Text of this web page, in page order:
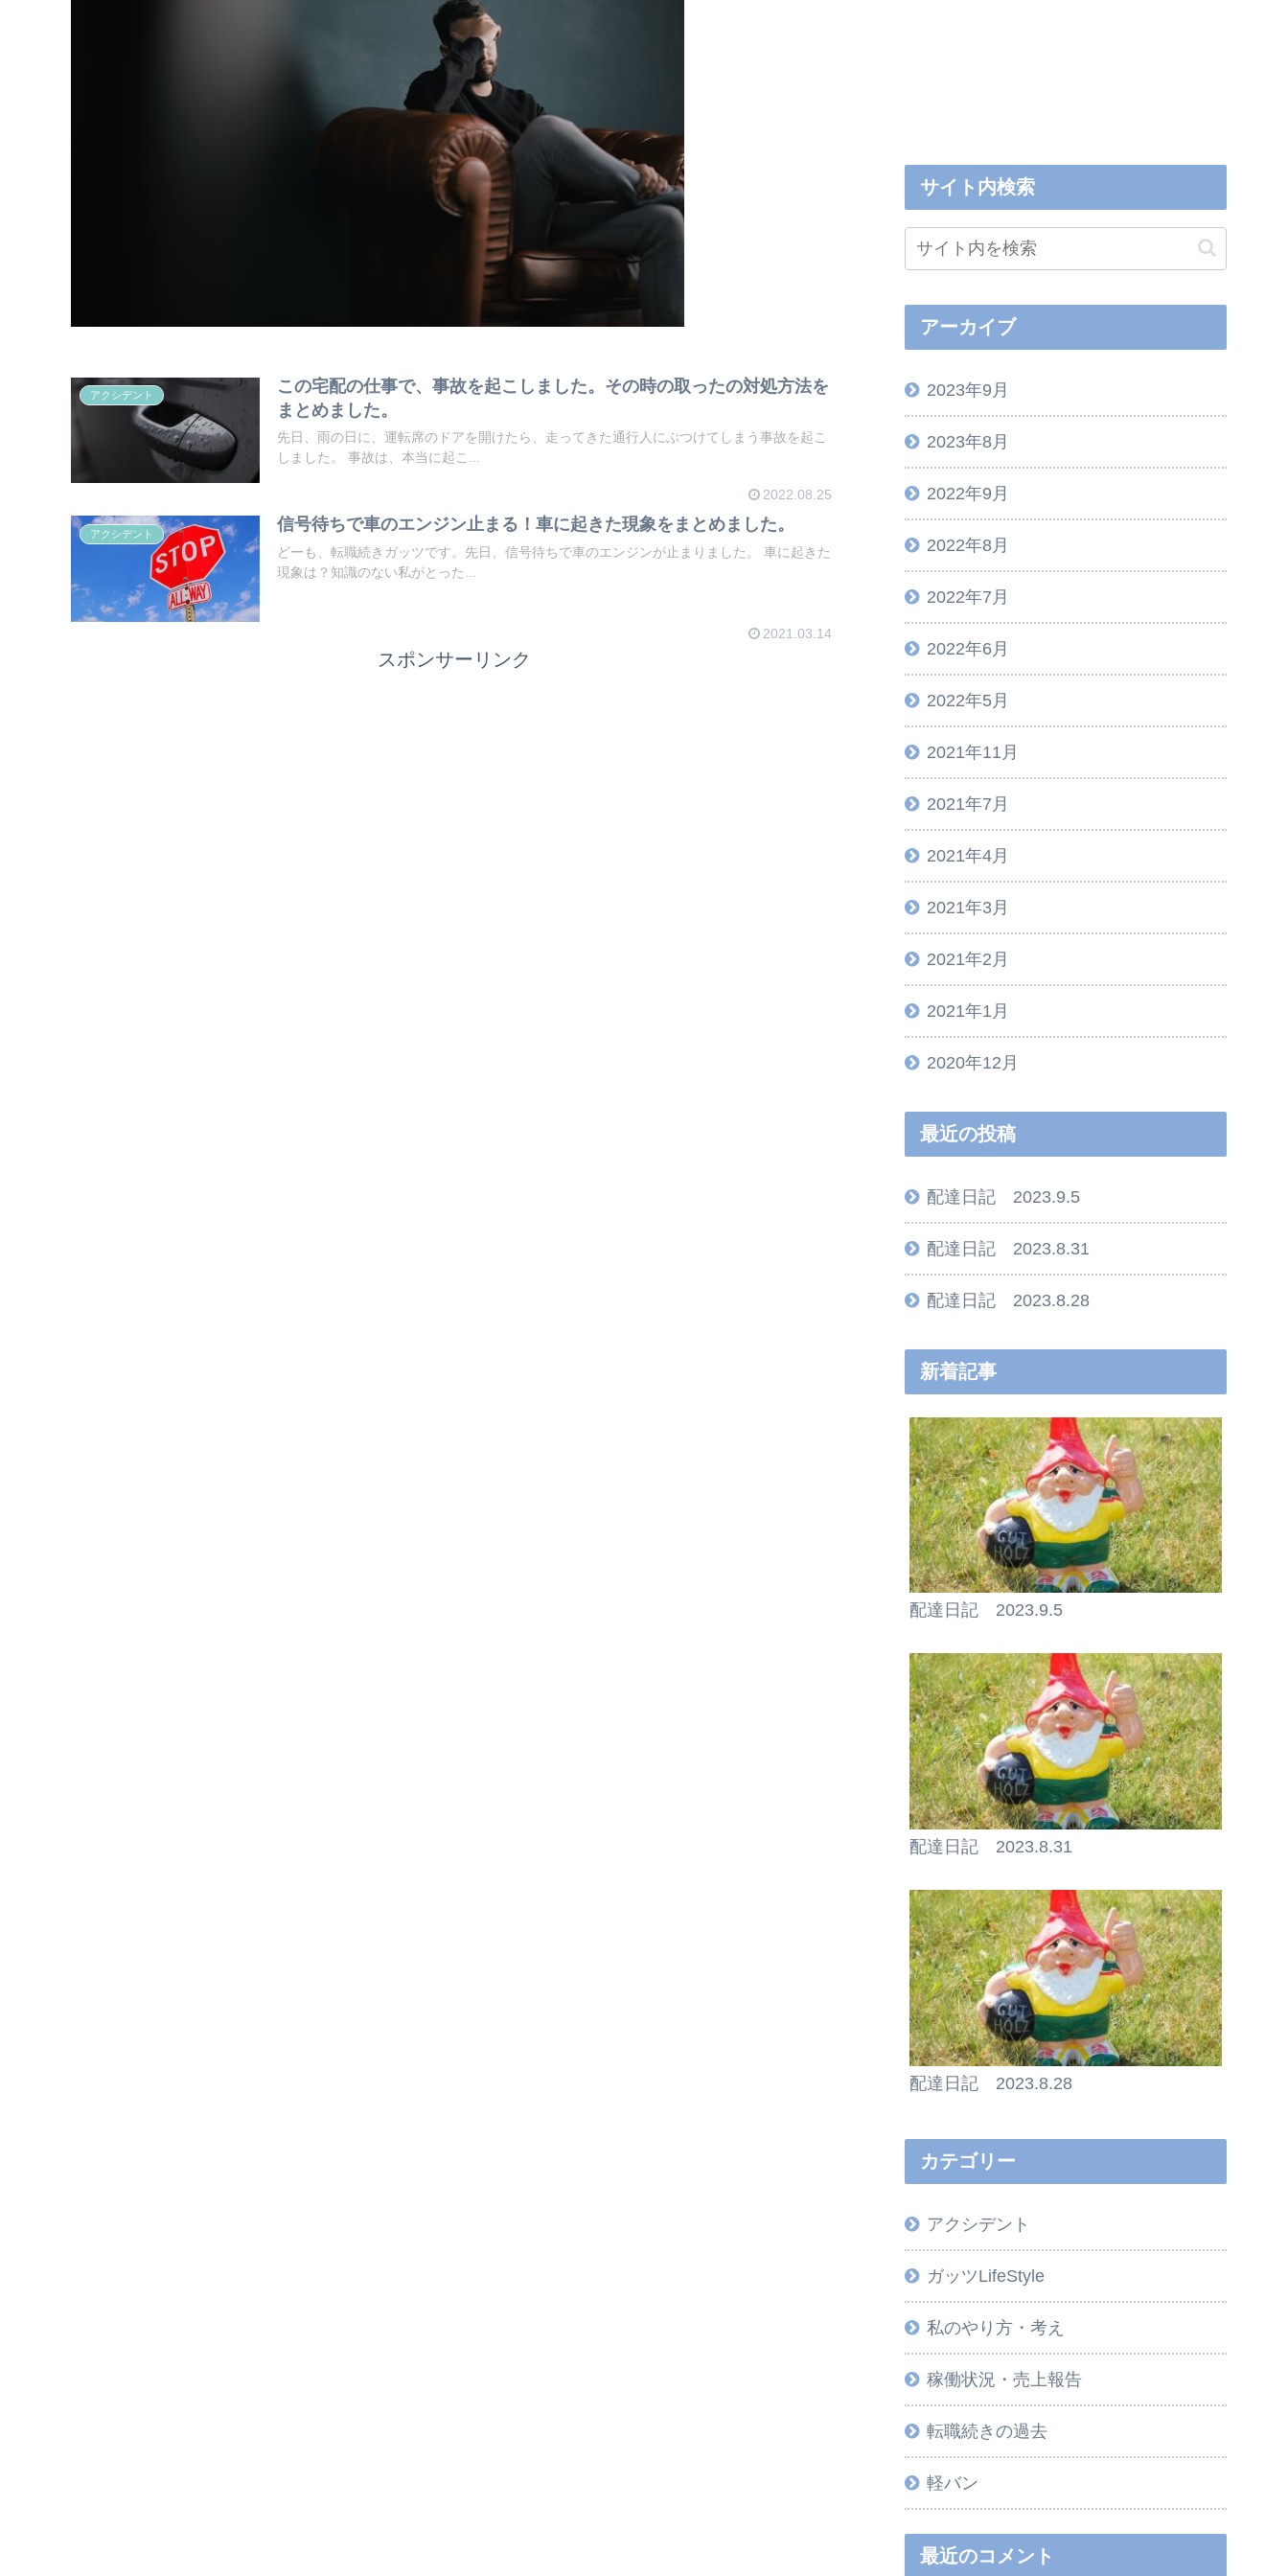
アクシデント
この宅配の仕事で、事故を起こしました。その時の取ったの対処方法を
まとめました。
先日、雨の日に、運転席のドアを開けたら、走ってきた通行人にぶつけてしまう事故を起こ
しました。 事故は、本当に起こ...
2022.08.25
アクシデント 信号待ちで車のエンジン止まる！車に起きた現象をまとめました。
どーも、転職続きガッツです。先日、信号待ちで車のエンジンが止まりました。 車に起きた
現象は？知識のない私がとった...
2021.03.14
スポンサーリンク
サイト内検索
アーカイブ
2023年9月
2023年8月
2022年9月
2022年8月
2022年7月
2022年6月
2022年5月
2021年11月
2021年7月
2021年4月
2021年3月
2021年2月
2021年1月
2020年12月
最近の投稿
配達日記 2023.9.5
配達日記 2023.8.31
配達日記 2023.8.28
新着記事
配達日記 2023.9.5
配達日記 2023.8.31
配達日記 2023.8.28
カテゴリー
アクシデント
ガッツLifeStyle
私のやり方・考え
稼働状況・売上報告
転職続きの過去
軽バン
最近のコメント